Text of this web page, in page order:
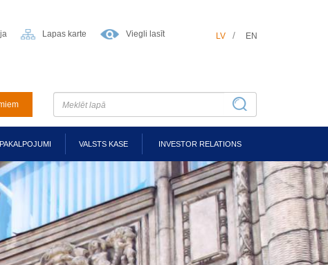
Lapas karte Viegli lasīt LV EN
PAKALPOJUMI VALSTS KASE INVESTOR RELATIONS